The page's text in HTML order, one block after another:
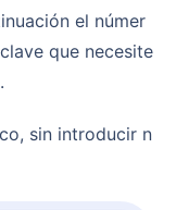
que necesite